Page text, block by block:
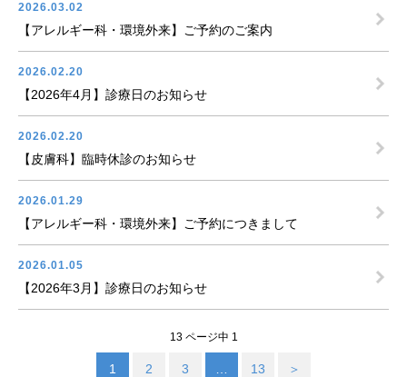
2026.03.02
【アレルギー科・環境外来】ご予約のご案内
2026.02.20
【2026年4月】診療日のお知らせ
2026.02.20
【皮膚科】臨時休診のお知らせ
2026.01.29
【アレルギー科・環境外来】ご予約につきまして
2026.01.05
【2026年3月】診療日のお知らせ
13 ページ中 1
1 2 3 13 ＞